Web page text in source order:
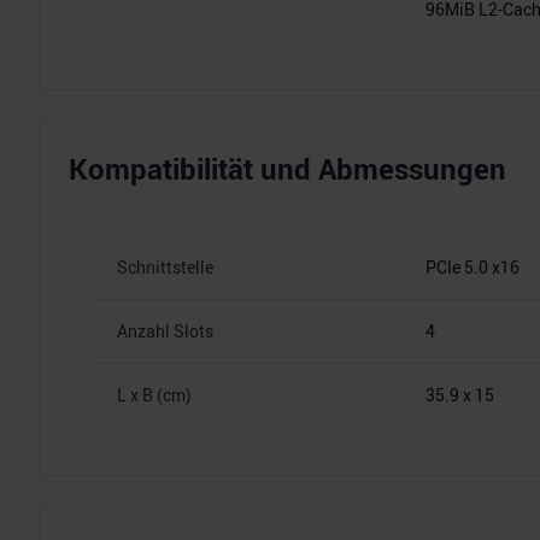
96MiB L2-
Kompatibilität und Abmessungen
Schnittstelle PCIe 5.0 x16
Anzahl Slots 4
L x B (cm) 35.9 x 15